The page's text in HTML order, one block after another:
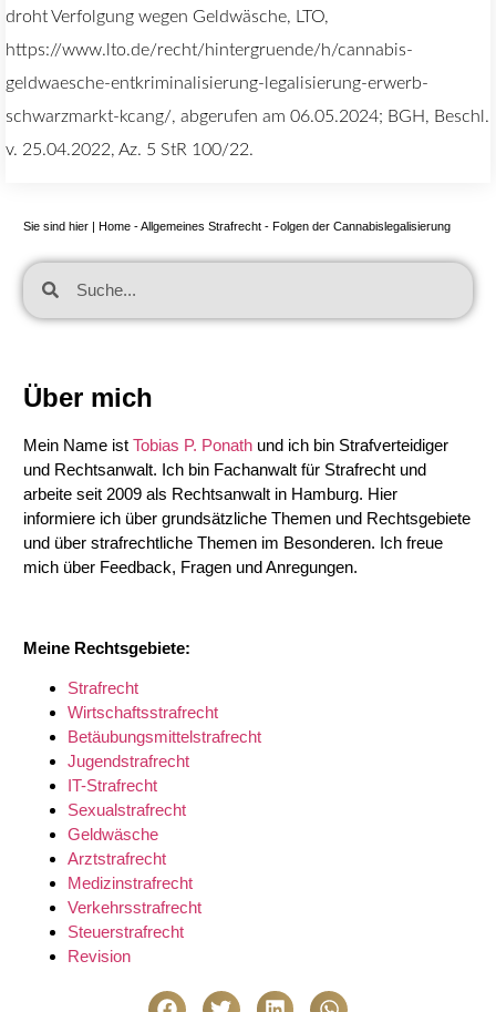
droht Verfolgung wegen Geldwäsche, LTO,
https://www.lto.de/recht/hintergruende/h/cannabis-
geldwaesche-entkriminalisierung-legalisierung-erwerb-
schwarzmarkt-kcang/, abgerufen am 06.05.2024; BGH, Beschl.
v. 25.04.2022, Az. 5 StR 100/22.
Sie sind hier | Home -Allgemeines Strafrecht - Folgen der Cannabislegalisierung
Über mich
Mein Name ist Tobias P. Ponath und ich bin Strafverteidiger
und Rechtsanwalt. Ich bin Fachanwalt für Strafrecht und
arbeite seit 2009 als Rechtsanwalt in Hamburg. Hier
informiere ich über grundsätzliche Themen und Rechtsgebiete
und über strafrechtliche Themen im Besonderen. Ich freue
mich über Feedback, Fragen und Anregungen.
Meine Rechtsgebiete:
Strafrecht
Wirtschaftsstrafrecht
Betäubungsmittelstrafrecht
Jugendstrafrecht
IT-Strafrecht
Sexualstrafrecht
Geldwäsche
Arztstrafrecht
Medizinstrafrecht
Verkehrsstrafrecht
Steuerstrafrecht
Revision